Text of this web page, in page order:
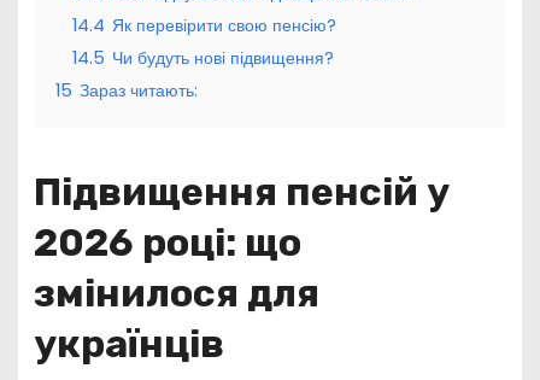
14.4 Як перевірити свою пенсію?
14.5 Чи будуть нові підвищення?
15 Зараз читають:
Підвищення пенсій у
2026 році: що
змінилося для
українців